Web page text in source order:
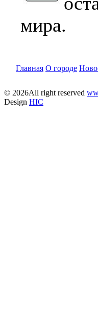
мира.
Главная О городе
© 2026All right reserved
Design HIC